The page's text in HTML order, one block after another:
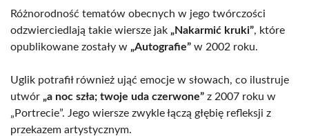
Różnorodność tematów obecnych w jego twórczości
odzwierciedlają takie wiersze jak „Nakarmić kruki”, które
opublikowane zostały w „Autografie” w 2002 roku.
Uglik potrafił również ująć emocje w słowach, co ilustruje
utwór „a noc szła; twoje uda czerwone” z 2007 roku w
„Portrecie”. Jego wiersze zwykle łączą głębię refleksji z
przekazem artystycznym.